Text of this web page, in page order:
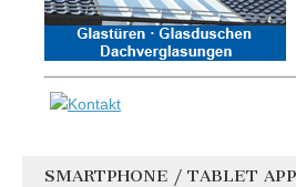
SMARTPHONE / TABLET APP